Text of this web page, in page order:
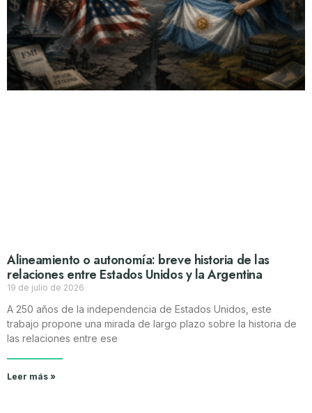
Alineamiento o autonomía: breve historia de las
relaciones entre Estados Unidos y la Argentina
19 de julio de 2026
A 250 años de la independencia de Estados Unidos, este
trabajo propone una mirada de largo plazo sobre la historia de
las relaciones entre ese
Leer más »